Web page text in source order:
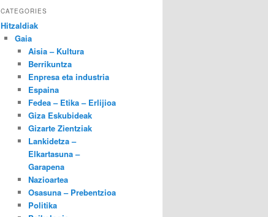
CATEGORIES
Hitzaldiak
Gaia
Aisia – Kultura
Berrikuntza
Enpresa eta industria
Espaina
Fedea – Etika – Erlijioa
Giza Eskubideak
Gizarte Zientziak
Lankidetza –
Elkartasuna –
Garapena
Nazioartea
Osasuna – Prebentzioa
Politika